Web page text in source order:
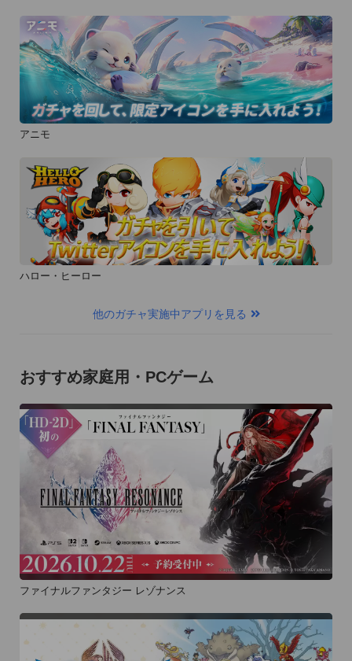
アニモ
ハロー・ヒーロー
他のガチャ実施中アプリを見る
おすすめ家庭用・PCゲーム
ファイナルファンタジー レゾナンス